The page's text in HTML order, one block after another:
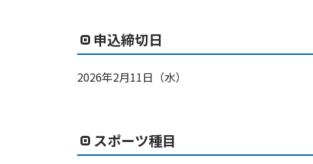
申込締切日
2026年2月11日（水）
スポーツ種目